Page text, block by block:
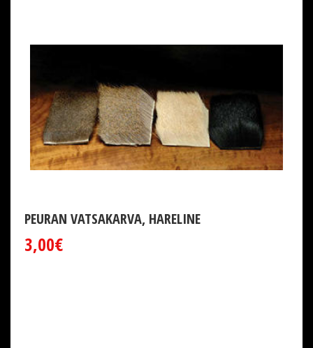
PEURAN VATSAKARVA, HARELINE
3,00€